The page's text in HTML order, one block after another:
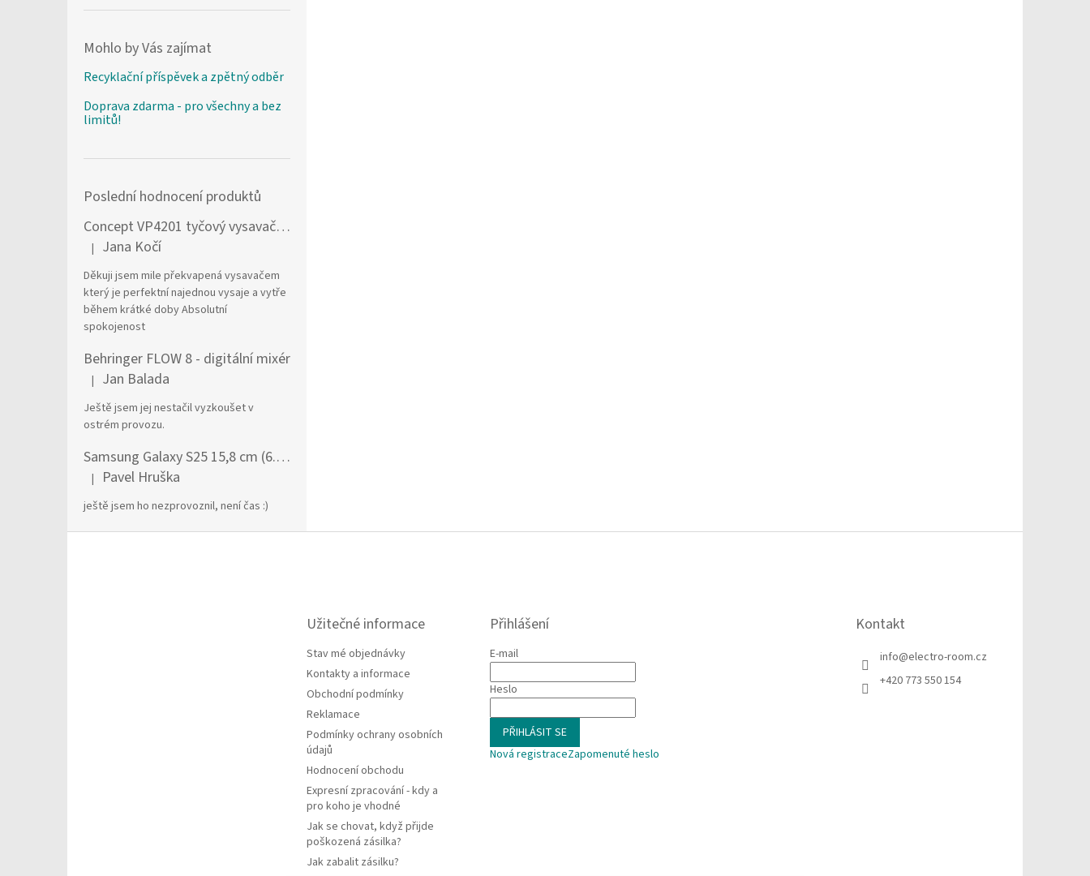
Mohlo by Vás zajímat
Recyklační příspěvek a zpětný odběr
Doprava zdarma - pro všechny a bez
limitů!
Poslední hodnocení produktů
Concept VP4201 tyčový vysavač / elektrický smeták Tyčový vysavač 2 v 1 AC Suché a mokré Bezsáčkové 0,6 l 90 W Černá, Stříbrná
Hodnocení produktu je 5 z 5 hvězdiček.
| Jana Kočí
Děkuji jsem mile překvapená vysavačem
který je perfektní najednou vysaje a vytře
během krátké doby Absolutní
spokojenost
Behringer FLOW 8 - digitální mixér
Hodnocení produktu je 5 z 5 hvězdiček.
| Jan Balada
Ještě jsem jej nestačil vyzkoušet v
ostrém provozu.
Samsung Galaxy S25 15,8 cm (6.2") Dual SIM Android 15 5G USB typu C 12 GB 256 GB 4000 mAh Námořnická modrá
Hodnocení produktu je 1 z 5 hvězdiček.
| Pavel Hruška
ještě jsem ho nezprovoznil, není čas :)
Užitečné informace
Stav mé objednávky
Kontakty a informace
Obchodní podmínky
Reklamace
Podmínky ochrany osobních
údajů
Hodnocení obchodu
Expresní zpracování - kdy a
pro koho je vhodné
Jak se chovat, když přijde
poškozená zásilka?
Jak zabalit zásilku?
Přihlášení
E-mail
Heslo
PŘIHLÁSIT SE
Nová registraceZapomenuté heslo
Kontakt
info@electro-room.cz
+420 773 550 154